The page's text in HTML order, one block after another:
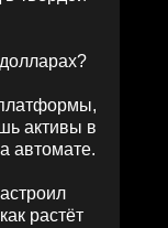
платформы,
активы в
автомате.
растёт